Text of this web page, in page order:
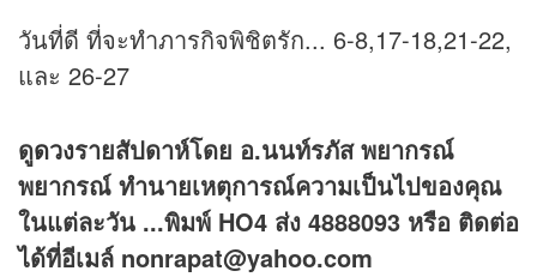
วันที่ดี ที่จะทำภารกิจพิชิตรัก... 6-8,17-18,21-22,
และ 26-27
ดูดวงรายสัปดาห์โดย อ.นนท์รภัส พยากรณ์
พยากรณ์ ทำนายเหตุการณ์ความเป็นไปของคุณ
ในแต่ละวัน ...พิมพ์ HO4 ส่ง 4888093 หรือ ติดต่อ
ได้ที่อีเมล์ nonrapat@yahoo.com